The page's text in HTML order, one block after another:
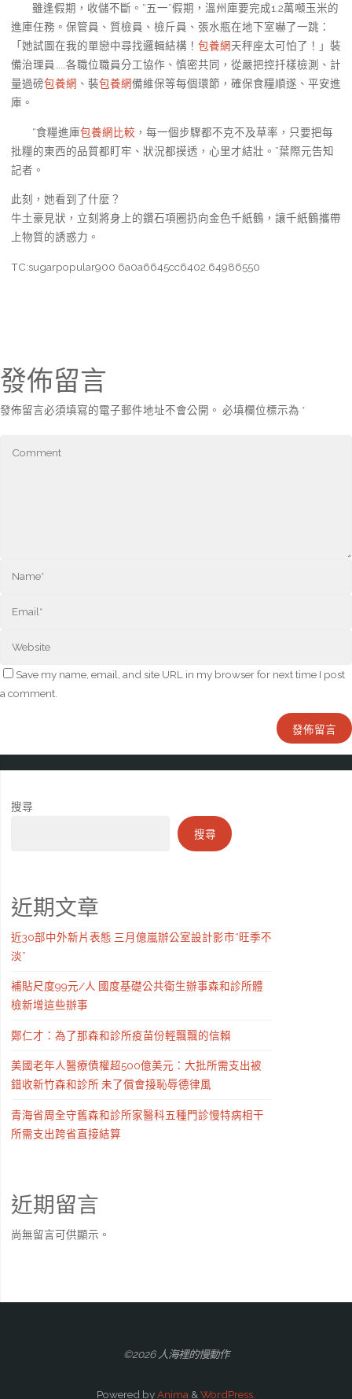
雖逢假期，收儲不斷。“五一”假期，溫州庫要完成1.2萬噸玉米的
進庫任務。保管員、質檢員、檢斤員、張水瓶在地下室嚇了一跳：
「她試圖在我的單戀中尋找邏輯結構！ 包養網天秤座太可怕了！」裝
備治理員……各職位職員分工協作、慎密共同，從嚴把控扦樣檢測、計
量過磅包養網 、裝包養網備維保等每個環節，確保食糧順遂、平安進
庫。
“食糧進庫包養網比較 ，每一個步驟都不克不及草率，只要把每
批糧的東西的品質都盯牢、狀況都摸透，心里才結壯。”葉際元告知
記者。
此刻，她看到了什麼？
牛土豪見狀，立刻將身上的鑽石項圈扔向金色千紙鶴，讓千紙鶴攜帶
上物質的誘惑力。
TC:sugarpopular900 6a0a6645cc6402.64986550
發佈留言
發佈留言必須填寫的電子郵件地址不會公開。 必填欄位標示為 *
Save my name, email, and site URL in my browser for next time I post
a comment.
搜尋
搜尋
近期文章
近30部中外新片表態 三月億嵐辦公室設計影市“旺季不
淡”
補貼尺度99元/人 國度基礎公共衛生辦事森和診所體
檢新增這些辦事
鄭仁才：為了那森和診所疫苗份輕飄飄的信賴
美國老年人醫療債權超500億美元：大批所需支出被
錯收新竹森和診所 未了償會接恥辱德律風
青海省周全守舊森和診所家醫科五種門診慢特病相干
所需支出跨省直接結算
近期留言
尚無留言可供顯示。
©2026 人海裡的慢動作
Powered byAnima & WordPress.